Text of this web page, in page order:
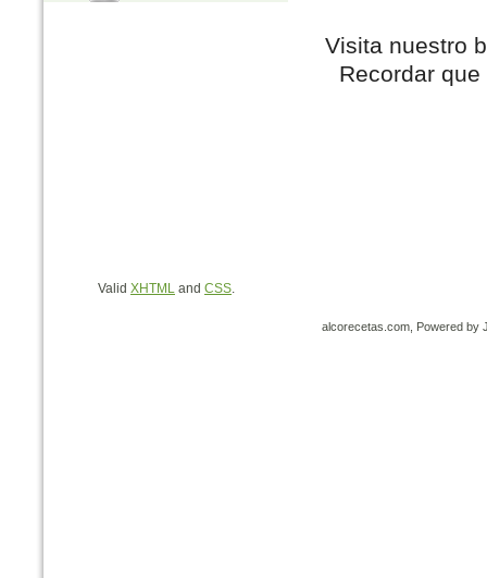
Visita nuestro
Recordar
Valid XHTML and CSS.
alcorecetas.com, Powered by